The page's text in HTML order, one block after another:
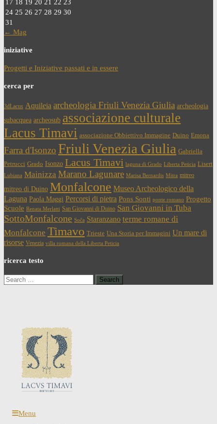
17 18 19 20 21 22 23
24 25 26 27 28 29 30
31
← Mag
iniziative
Progetti e Iniziative passati e in essere
cerca per
3dLacus Aquileia archeologia Friuli Venezia Giulia archeologia
subacquea archeosub associazione culturale
Lacus Timavi associazione Obbiettivo Immagine Duino Emona
Farra d'Isonzo Friuli Venezia Giulia Gabriella
Petrucci Grado Isonzo Lacus Timavi laguna di Grado Liberta Peticia Lisert
Lubiana Mainizza Marano Lagunare Marisa Bernardis Mitra mitreo
mitreo di Duino Monfalcone Museo Archeologico della
Laguna Paola Maggi Percorsi di pietra Pons Sonti ponte romano Progetto
Scuole Renata Merlatti San Giovanni di Duino San Giovanni in Tuba
SottoMonfalcone Soča Staranzano terme romane di
Monfalcone Timavo Trieste Una Storia per Immagini Un mare di
risorse Venezia villa romana della Liberta Peticia
ricerca testo
Search
for:
Menu